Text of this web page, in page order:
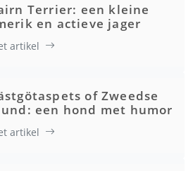
Terrier: een kleine
en actieve jager
artikel
of Zweedse
een hond met humor
artikel